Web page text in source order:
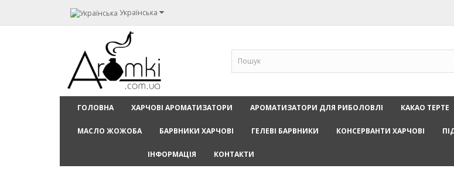
Українська
ГОЛОВНА ХАРЧОВІ АРОМАТИЗАТОРИ АРОМАТИЗАТОРИ ДЛЯ РИБОЛОВЛІ КАКАО ТЕРТЕ
МАСЛО ЖОЖОБА БАРВНИКИ ХАРЧОВІ ГЕЛЕВІ БАРВНИКИ КОНСЕРВАНТИ ХАРЧОВІ
ІНФОРМАЦІЯ КОНТАКТИ